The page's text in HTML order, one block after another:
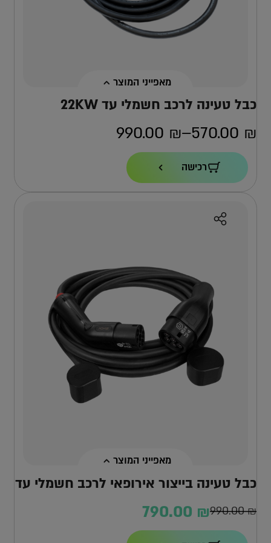
מאפייני המוצר
כבל טעינה לרכב חשמלי עד 22KW
570.00 ₪
–
990.00 ₪
טווח
מחירים:
⁦570.00 ₪⁩
עד
הספק מקסימלי
22KW
5-10 מ'
למה העמדה הזו?
רכישה
מאפייני המוצר
כבל טעינה בייצור אירופאי לרכב חשמלי עד
990.00₪
המחיר
790.00 ₪ המחיר
הספק מקסימלי